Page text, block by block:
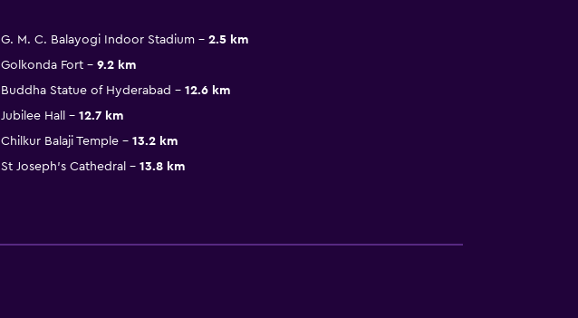
G. M. C. Balayogi Indoor Stadium
2.5 km
Golkonda Fort
9.2 km
Buddha Statue of Hyderabad
12.6 km
Jubilee Hall
12.7 km
Chilkur Balaji Temple
13.2 km
St Joseph's Cathedral 13.8 km